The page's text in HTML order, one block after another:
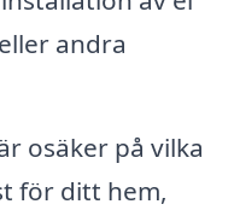
andra
osäker på vilka
för ditt hem,